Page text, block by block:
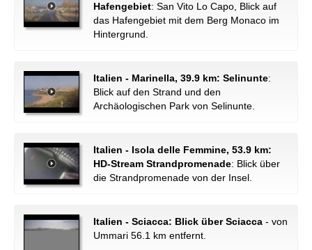
Hafengebiet: San Vito Lo Capo, Blick auf
das Hafengebiet mit dem Berg Monaco im
Hintergrund.
Italien - Marinella, 39.9 km: Selinunte:
Blick auf den Strand und den
Archäologischen Park von Selinunte.
Italien - Isola delle Femmine, 53.9 km:
HD-Stream Strandpromenade: Blick über
die Strandpromenade von der Insel.
Italien - Sciacca: Blick über Sciacca - von
Ummari 56.1 km entfernt.